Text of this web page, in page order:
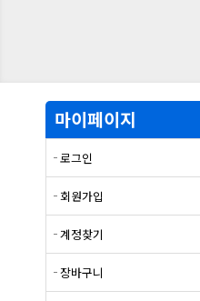
마이페이지
로그인
회원가입
계정찾기
장바구니